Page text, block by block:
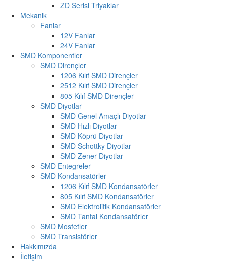
ZD Serisi Triyaklar
Mekanik
Fanlar
12V Fanlar
24V Fanlar
SMD Komponentler
SMD Dirençler
1206 Kılıf SMD Dirençler
2512 Kılıf SMD Dirençler
805 Kılıf SMD Dirençler
SMD Diyotlar
SMD Genel Amaçlı Diyotlar
SMD Hızlı Diyotlar
SMD Köprü Diyotlar
SMD Schottky Diyotlar
SMD Zener Diyotlar
SMD Entegreler
SMD Kondansatörler
1206 Kılıf SMD Kondansatörler
805 Kılıf SMD Kondansatörler
SMD Elektrolitik Kondansatörler
SMD Tantal Kondansatörler
SMD Mosfetler
SMD Transistörler
Hakkımızda
İletişim